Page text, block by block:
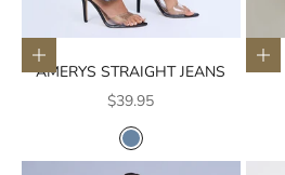
Elige opciones
AMERYS STRAIGHT JEANS
Precio de oferta
$39.95
COLOR
AZUL MEDIO